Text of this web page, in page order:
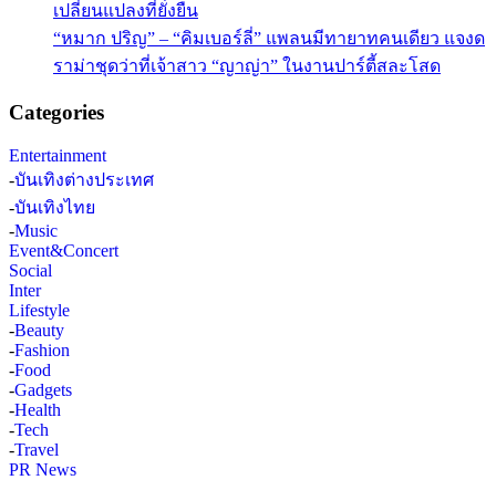
เปลี่ยนแปลงที่ยั่งยืน
“หมาก ปริญ” – “คิมเบอร์ลี่” แพลนมีทายาทคนเดียว แจงด
ราม่าชุดว่าที่เจ้าสาว “ญาญ่า” ในงานปาร์ตี้สละโสด
Categories
Entertainment
-บันเทิงต่างประเทศ
-บันเทิงไทย
-Music
Event&Concert
Social
Inter
Lifestyle
-Beauty
-Fashion
-Food
-Gadgets
-Health
-Tech
-Travel
PR News